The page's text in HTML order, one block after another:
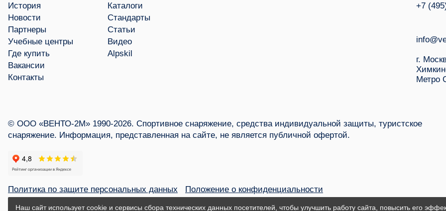
История
Новости
Партнеры
Учебные центры
Где купить
Вакансии
Контакты
Каталоги
Стандарты
Статьи
Видео
Alpskil
+7
г.
Метро
© ООО «ВЕНТО-2М» 1990-2026. Спортивное снаряжение, средства индивидуальной защиты, туристское
снаряжение. Информация, представленная на сайте, не является публичной офертой.
Политика по защите персональных данных Положение о конфиденциальности
Наш сайт использует cookie и сервисы сбора технических данных посетителей, чтобы улучшить работу сайта, повысить его